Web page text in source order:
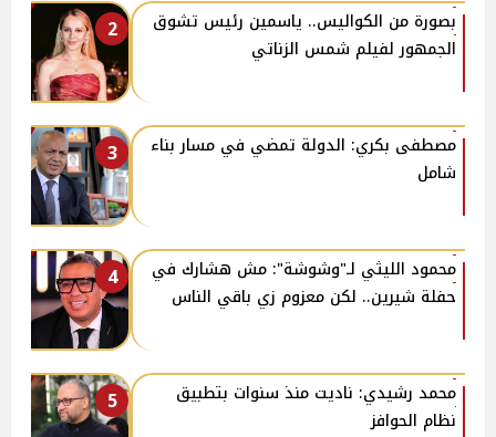
2
بصورة من الكواليس.. ياسمين رئيس تشوق
الجمهور لفيلم شمس الزناتي
3
مصطفى بكري: الدولة تمضي في مسار بناء
شامل
4
محمود الليثي لـ"وشوشة": مش هشارك في
حفلة شيرين.. لكن معزوم زي باقي الناس
5
محمد رشيدي: ناديت منذ سنوات بتطبيق
نظام الحوافز